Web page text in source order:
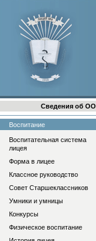
Сведения об ОО
Воспитание
Воспитательная система
лицея
Форма в лицее
Классное руководство
Совет Старшеклассников
Умники и умницы
Конкурсы
Физическое воспитание